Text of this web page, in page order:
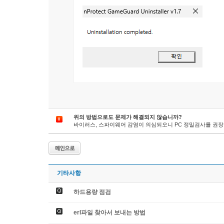
위의 방법으로도 문제가 해결되지 않습니까?
바이러스, 스파이웨어 감염이 의심되오니 PC 정밀검사를 권
기타사항
하드용량 점검
erl파일 찾아서 보내는 방법